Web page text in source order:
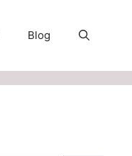
Blog